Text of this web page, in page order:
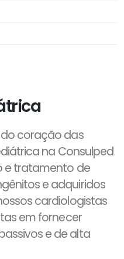
coração das
na Consulped
e tratamento de
e adquiridos
cardiologistas
em fornecer
e de alta